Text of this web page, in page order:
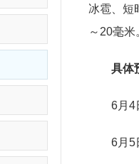
冰雹、短
～20毫米
具体
6月4日
6月5日